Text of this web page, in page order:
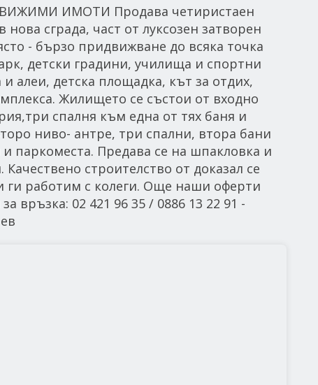
ИМОТИ Продава четиристаен
сграда, част от луксозен затворен
- бързо придвижване до всяка точка
детски градини, училища и спортни
алеи, детска площадка, кът за отдих,
Жилището се състои от входно
спалня към една от тях баня и
ниво- антре, три спални, втора бани
паркоместа. Предава се на шпакловка и
строителство от доказал се
ги работим с колеги. Още наши оферти
връзка: 02 421 96 35 / 0886 13 22 91 -